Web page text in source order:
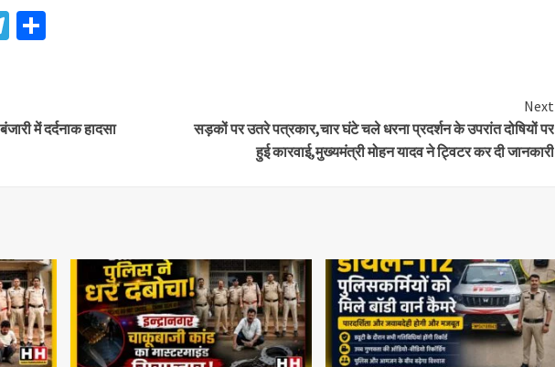
Telegram
Share
में दर्दनाक हादसा
Next
सड़कों पर उतरे पत्रकार,चार घंटे चले धरना प्रदर्शन के उपरांत दोषियों पर
हुई कारवाई,मुख्यमंत्री मोहन यादव ने ट्विटर कर दी जानकारी